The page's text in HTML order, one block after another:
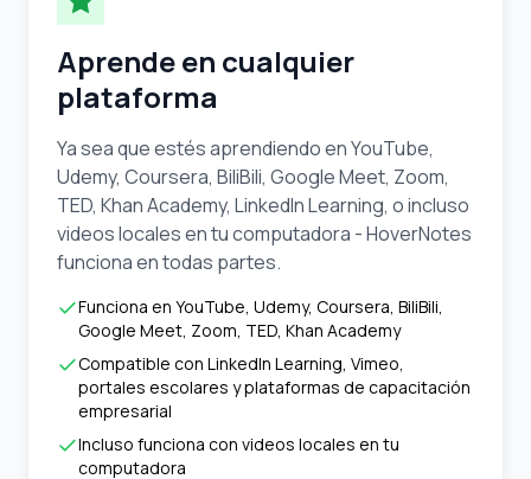
Aprende en cualquier
plataforma
Ya sea que estés aprendiendo en YouTube,
Udemy, Coursera, BiliBili, Google Meet, Zoom,
TED, Khan Academy, LinkedIn Learning, o incluso
videos locales en tu computadora - HoverNotes
funciona en todas partes.
Funciona en YouTube, Udemy, Coursera, BiliBili,
Google Meet, Zoom, TED, Khan Academy
Compatible con LinkedIn Learning, Vimeo,
portales escolares y plataformas de capacitación
empresarial
Incluso funciona con videos locales en tu
computadora